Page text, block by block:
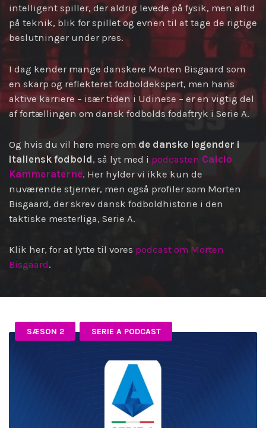
intelligent spiller, der aldrig levede på fysik, men altid
på teknik, blik for spillet og evnen til at tage de rigtige
beslutninger under pres.
I dag kender mange danskere Morten Bisgaard som
en skarp og reflekteret fodboldekspert, men hans
aktive karriere – især tiden i Udinese – er en vigtig del
af fortællingen om dansk fodbolds fodaftryk i Serie A.
Og hvis du vil høre mere om de danske legender i
italiensk fodbold, så lyt med i podcasten Calcio
Kammeraterne. Her hylder vi ikke kun de
nuværende stjerner, men også profiler som Morten
Bisgaard, der skrev dansk fodboldhistorie i den
taktiske mesterliga, Serie A.
Klik her, for at lytte til vores podcast om Morten
Bisgaard.
SÆSON 2 SERIE A PODCAST